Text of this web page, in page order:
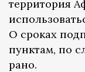
территория
О сроках
пунктам, по
рано.